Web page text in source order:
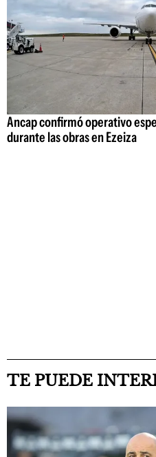
Ancap confirmó operativo
durante las obras en Ezeiza
TE PUEDE